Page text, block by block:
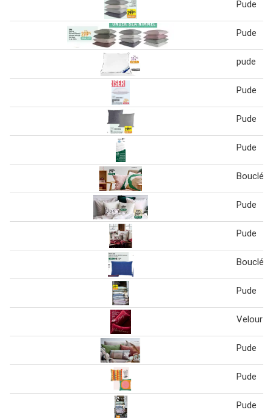
Pude
Pude
pude
Pude
Pude
Pude
Bouclé
Pude
Pude
Bouclé
Pude
Velour
Pude
Pude
Pude